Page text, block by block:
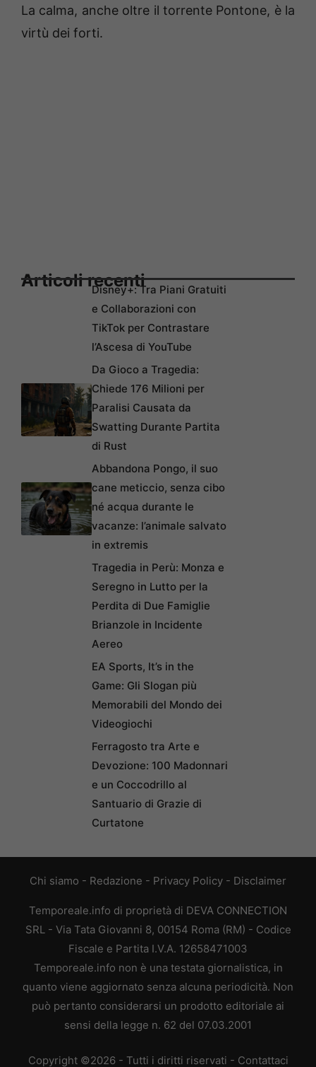
La calma, anche oltre il torrente Pontone, è la
virtù dei forti.
Articoli recentiDisney+: Tra Piani Gratuiti
e Collaborazioni con
TikTok per Contrastare
l’Ascesa di YouTube
Da Gioco a Tragedia:
Chiede 176 Milioni per
Paralisi Causata da
Swatting Durante Partita
di Rust
Abbandona Pongo, il suo
cane meticcio, senza cibo
né acqua durante le
vacanze: l’animale salvato
in extremis
Tragedia in Perù: Monza e
Seregno in Lutto per la
Perdita di Due Famiglie
Brianzole in Incidente
Aereo
EA Sports, It’s in the
Game: Gli Slogan più
Memorabili del Mondo dei
Videogiochi
Ferragosto tra Arte e
Devozione: 100 Madonnari
e un Coccodrillo al
Santuario di Grazie di
Curtatone
Chi siamo - Redazione - Privacy Policy - Disclaimer
Temporeale.info di proprietà di DEVA CONNECTION
SRL - Via Tata Giovanni 8, 00154 Roma (RM) - Codice
Fiscale e Partita I.V.A. 12658471003
Temporeale.info non è una testata giornalistica, in
quanto viene aggiornato senza alcuna periodicità. Non
può pertanto considerarsi un prodotto editoriale ai
sensi della legge n. 62 del 07.03.2001
Copyright ©2026 - Tutti i diritti riservati - Contattaci